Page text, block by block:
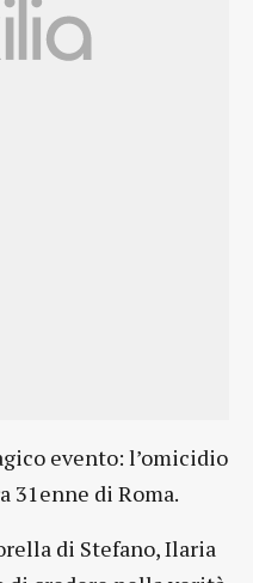
evento: l’omicidio
31enne di Roma.
di Stefano, Ilaria